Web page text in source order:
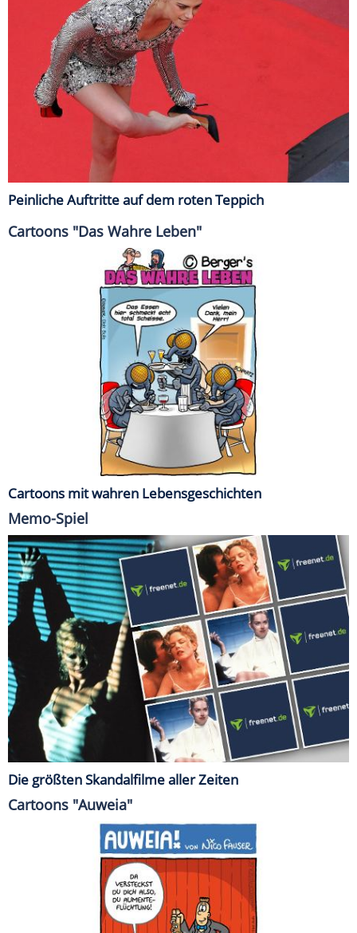
Peinliche Auftritte auf dem roten Teppich
Cartoons "Das Wahre Leben"
Cartoons mit wahren Lebensgeschichten
Memo-Spiel
Die größten Skandalfilme aller Zeiten
Cartoons "Auweia"